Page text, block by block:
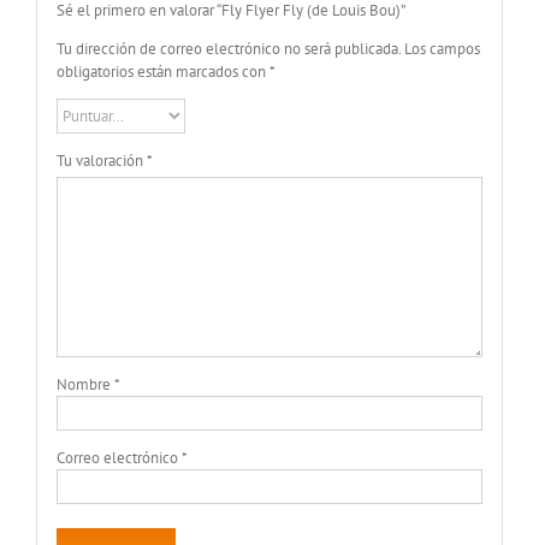
Sé el primero en valorar “Fly Flyer Fly (de Louis Bou)”
Tu dirección de correo electrónico no será publicada. Los campos
obligatorios están marcados con*
Tu valoración*
Nombre *
Correo electrónico*